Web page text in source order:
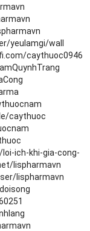
yeulamgi/wall
caythuoc0946
caythuoc
ich-khi-gia-cong-
lispharmavn
lispharmavn